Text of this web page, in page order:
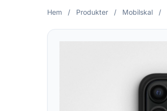
Hem / Produkter / Mobilskal /